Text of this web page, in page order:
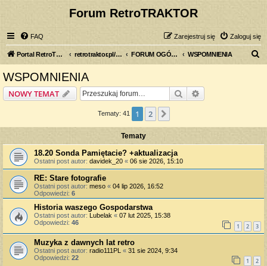
Forum RetroTRAKTOR
FAQ Zaloguj się
Zarejestruj się
Portal RetroTRAKTOR.pl retrotraktor.pl/forum FORUM OGÓLNE WSPOMNIENIA
WSPOMNIENIA
NOWY TEMAT Szukaj
Tematy: 41 1 2
Tematy
18.20 Sonda Pamiętacie? +aktualizacja
Ostatni post autor: davidek_20 « 06 sie 2026, 15:10
RE: Stare fotografie
Ostatni post autor: meso « 04 lip 2026, 16:52
Odpowiedzi: 6
Historia waszego Gospodarstwa
Ostatni post autor: Lubelak « 07 lut 2025, 15:38
Odpowiedzi: 46 1 2 3
Muzyka z dawnych lat retro
Ostatni post autor: radio111PL « 31 sie 2024, 9:34
Odpowiedzi: 22 1 2